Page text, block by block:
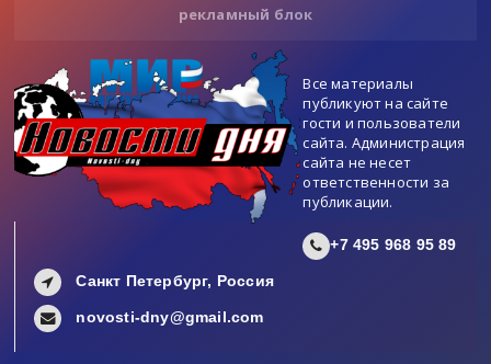
рекламный блок
Все материалы
публикуют на сайте
гости и пользователи
сайта. Администрация
сайта не несет
ответственности за
публикации.
+7 495 968 95 89
Санкт Петербург, Россия
novosti-dny@gmail.com